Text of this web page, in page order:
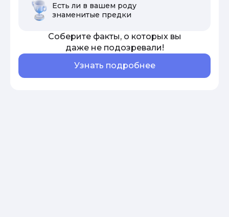
Есть ли в вашем роду
знаменитые предки
Соберите факты, о которых вы
даже не подозревали!
Узнать подробнее